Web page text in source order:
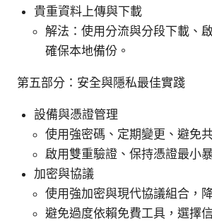
貴重資料上傳與下載
解法：使用分流與分段下載、
確保本地備份。
第五部分：安全與隱私最佳實踐
設備與憑證管理
使用強密碼、定期變更、避免
啟用雙重驗證、保持憑證最小
加密與協議
使用強加密與現代協議組合，
避免過度依賴免費工具，選擇